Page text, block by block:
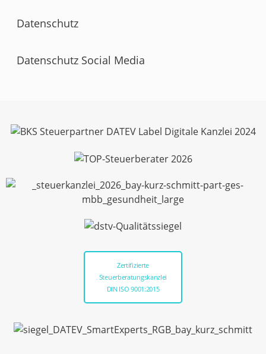
Datenschutz
Datenschutz Social Media
Zertifizierte
Steuerberatungskanzlei
DIN ISO 9001:2015